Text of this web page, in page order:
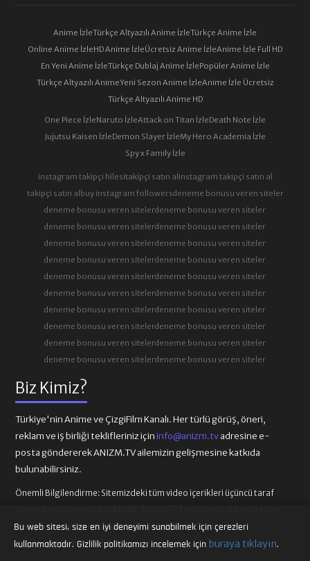
Biz Kimiz?
Türkiye'nin Anime ve ÇizgiFilm Kanalı. Her türlü görüş, öneri,
reklam ve iş birliği teklifleriniz içininfo@anizm.tvadresine e-
posta göndererek ANIZM.TV ailemizin gelişmesine katkıda
bulunabilirsiniz.
Önemli Bilgilendirme: Sitemizdeki tüm video içerikleri üçüncü taraf
içeriği barındırmamaktadır. Telif hakkı talepleri ilgili video
sağlayıcılarına iletilmelidir.
Anime İzleTürkçe Altyazılı Anime İzleTürkçe Anime İzle
Online Anime İzleHD Anime İzleÜcretsiz Anime İzleAnime İzle Full HD
En Yeni Anime İzleTürkçe Dublaj Anime İzlePopüler Anime İzle
Türkçe Altyazılı AnimeYeni Sezon Anime İzleAnime İzle Ücretsiz
Türkçe Altyazılı Anime HD
One Piece İzleNaruto İzleAttack on Titan İzleDeath Note İzle
Jujutsu Kaisen İzleDemon Slayer İzleMy Hero Academia İzle
Spy x Family İzle
instagram takipçi hilesitakipçi satın al instagram takipçi satın al
takipçi satın al buy instagram followersdeneme bonusu veren siteler
deneme bonusu veren sitelerdeneme bonusu veren siteler
deneme bonusu veren sitelerdeneme bonusu veren siteler
deneme bonusu veren sitelerdeneme bonusu veren siteler
deneme bonusu veren sitelerdeneme bonusu veren siteler
deneme bonusu veren sitelerdeneme bonusu veren siteler
deneme bonusu veren sitelerdeneme bonusu veren siteler
deneme bonusu veren sitelerdeneme bonusu veren siteler
deneme bonusu veren sitelerdeneme bonusu veren siteler
deneme bonusu veren sitelerdeneme bonusu veren siteler
deneme bonusu veren sitelerdeneme bonusu veren siteler
Bu web sitesi, size en iyi deneyimi sunabilmek için çerezleri
kullanmaktadır. Gizlilik politikamızı incelemek için buraya tıklayın.